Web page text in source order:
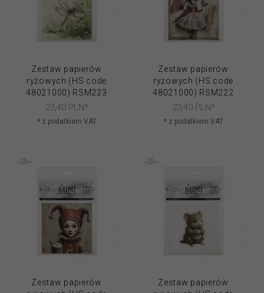
Zestaw papierów
ryżowych (HS code
48021000) RSM223
23,40 PLN*
* z podatkiem VAT
Zestaw papierów
ryżowych (HS code
48021000) RSM222
23,40 PLN*
* z podatkiem VAT
Zestaw papierów
Zestaw papierów